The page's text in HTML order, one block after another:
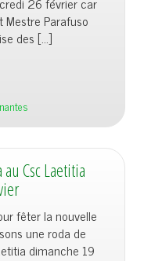
Parafuso
des […]
Csc Laetitia
fêter la nouvelle
une roda de
dimanche 19